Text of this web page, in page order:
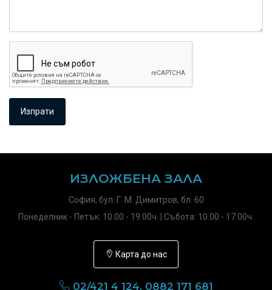
ИЗЛОЖБЕНА ЗАЛА
София, бул. Г. М. Димитров, бл. 60
Понеделник - Петък: 10.00 - 19.00ч. | Събота: 10.00 - 17.00ч.
Карта до нас
02/421 4 124, 0882 171 681